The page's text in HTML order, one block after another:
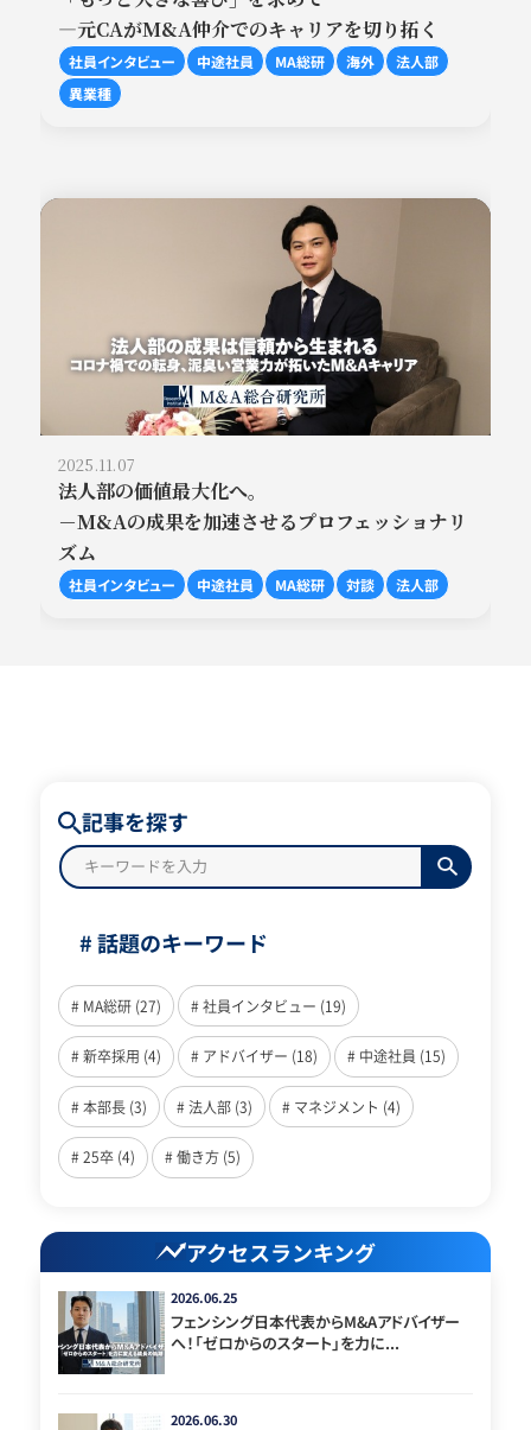
―元CAがM&A仲介でのキャリアを切り拓く
社員インタビュー 中途社員 MA総研 海外
法人部
異業種
2025.11.07
法人部の価値最大化へ。
－M&Aの成果を加速させるプロフェッショナリ
ズム
社員インタビュー 中途社員 MA総研 対談 法人部
記事を探す
# 話題のキーワード
# MA総研 (27) # 社員インタビュー (19)
# 新卒採用 (4) # アドバイザー (18) # 中途社員 (15)
# 本部長 (3) # 法人部 (3) # マネジメント (4)
# 25卒 (4) # 働き方 (5)
アクセスランキング
2026.06.25
フェンシング日本代表からM&Aアドバイザー
へ！「ゼロからのスタート」を力に...
2026.06.30